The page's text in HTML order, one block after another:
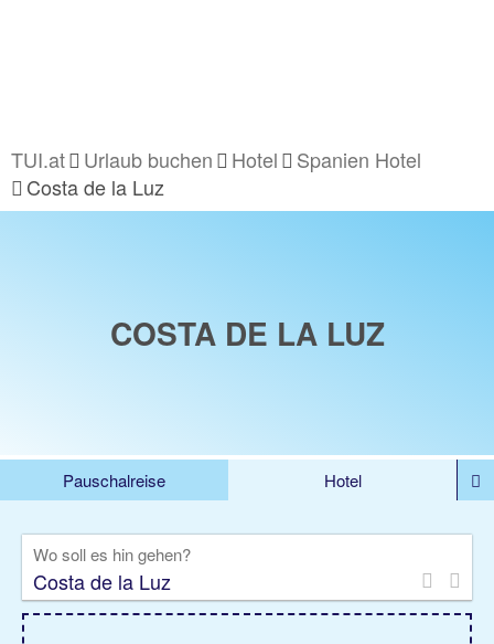
TUI.at Urlaub buchen Hotel
Spanien Hotel
Costa de la Luz
COSTA DE LA LUZ
Pauschalreise
Hotel
Rundreise
Kreuzfahrt
Gruppenreise
Camper Privattransfer
Wo soll es hin gehen?